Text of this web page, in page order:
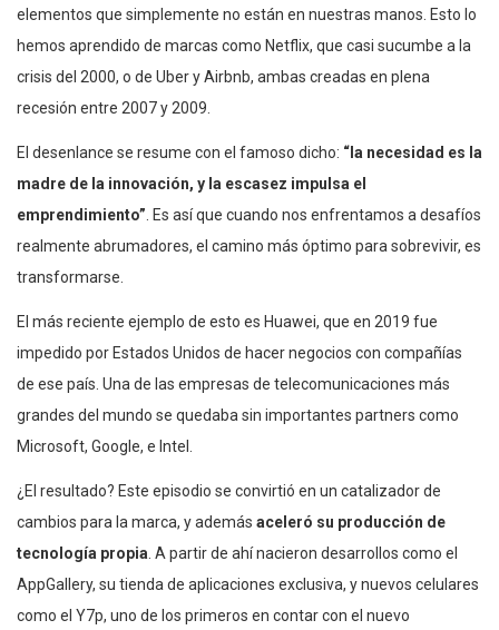
elementos que simplemente no están en nuestras manos. Esto lo
hemos aprendido de marcas como Netflix, que casi sucumbe a la
crisis del 2000, o de Uber y Airbnb, ambas creadas en plena
recesión entre 2007 y 2009.
El desenlance se resume con el famoso dicho: “la necesidad es la
madre de la innovación, y la escasez impulsa el
emprendimiento” . Es así que cuando nos enfrentamos a desafíos
realmente abrumadores, el camino más óptimo para sobrevivir, es
transformarse.
El más reciente ejemplo de esto es Huawei, que en 2019 fue
impedido por Estados Unidos de hacer negocios con compañías
de ese país. Una de las empresas de telecomunicaciones más
grandes del mundo se quedaba sin importantes partners como
Microsoft, Google, e Intel.
¿El resultado? Este episodio se convirtió en un catalizador de
cambios para la marca, y además aceleró su producción de
tecnología propia . A partir de ahí nacieron desarrollos como el
AppGallery, su tienda de aplicaciones exclusiva, y nuevos celulares
como el Y7p, uno de los primeros en contar con el nuevo